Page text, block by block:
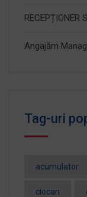
RECEPȚIONER
Angajăm
Tag-uri
acumulator
ciocan